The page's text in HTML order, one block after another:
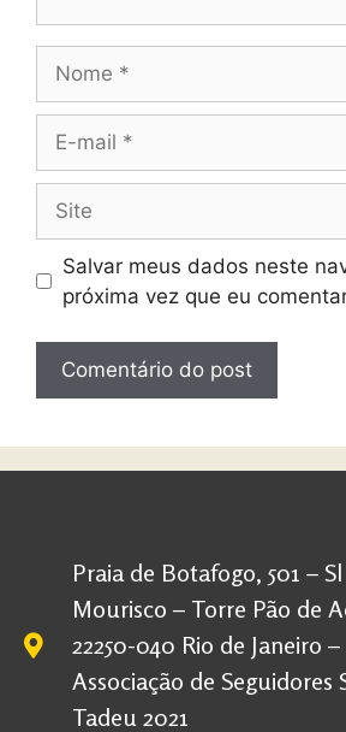
Salvar meus dados neste
próxima vez que eu
Praia de Botafogo, 501 – Sl
Mourisco – Torre Pão de
22250-040 Rio de Janeiro –
Associação de Seguidores
Tadeu 2021